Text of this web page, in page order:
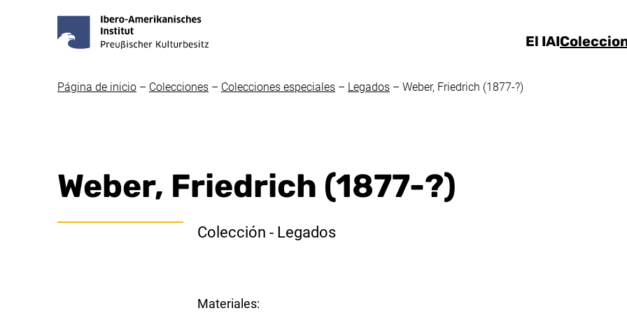
El IAI
Página de inicio – Colecciones – Colecciones especiales – Legados – Weber, Friedrich (1877-?)
Weber, Friedrich (1877-?)
Colección - Legados
Materiales: